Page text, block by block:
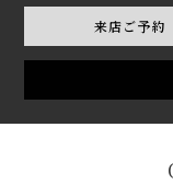
来店ご予約